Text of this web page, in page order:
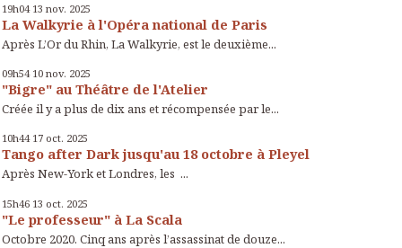
19h04 13 nov. 2025
La Walkyrie à l'Opéra national de Paris
Après L’Or du Rhin, La Walkyrie, est le deuxième...
09h54 10 nov. 2025
"Bigre" au Théâtre de l'Atelier
Créée il y a plus de dix ans et récompensée par le...
10h44 17 oct. 2025
Tango after Dark jusqu'au 18 octobre à Pleyel
Après New-York et Londres, les ...
15h46 13 oct. 2025
"Le professeur" à La Scala
Octobre 2020. Cinq ans après l’assassinat de douze...